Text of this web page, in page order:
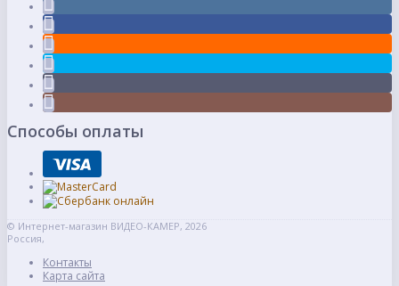
Способы оплаты
© Интернет-магазин ВИДЕО-КАМЕР, 2026
Россия,
Контакты
Карта сайта